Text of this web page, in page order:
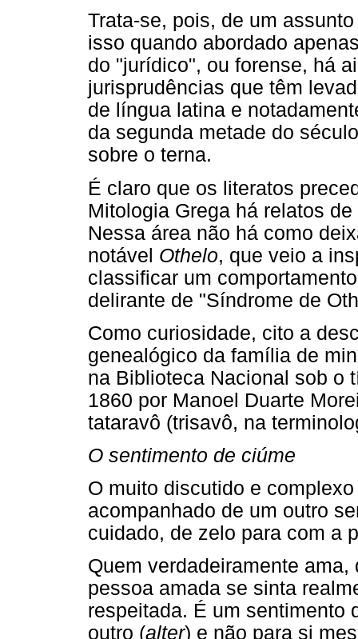
Trata-se, pois, de um
isso quando abordado
do "jurídico", ou forense, há
jurisprudências que têm
de língua latina e
da segunda metade do
sobre o terna.
É claro que os literatos
Mitologia Grega há relatos
Nessa área não há como
notável Othelo, que veio a
classificar um
delirante de "Síndrome de
Como curiosidade, cito a
genealógico da família de
na Biblioteca Nacional sob o
1860 por Manoel Duarte
tataravô (trisavô, na
O sentimento de ciúme
O muito discutido e
acompanhado de um outro
cuidado, de zelo para com a
Quem verdadeiramente
pessoa amada se sinta
respeitada. É um sentimento
outro (alter) e não para si